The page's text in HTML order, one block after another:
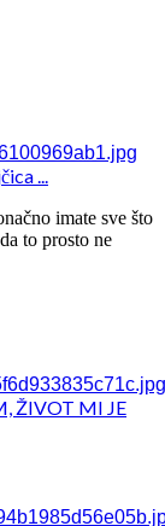
...
imate sve što
to prosto ne
ŽIVOT MI JE